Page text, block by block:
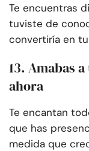
Te encuentras
tuviste de
convertiría en
13. Amabas
ahora
Te encantan
que has
medida que